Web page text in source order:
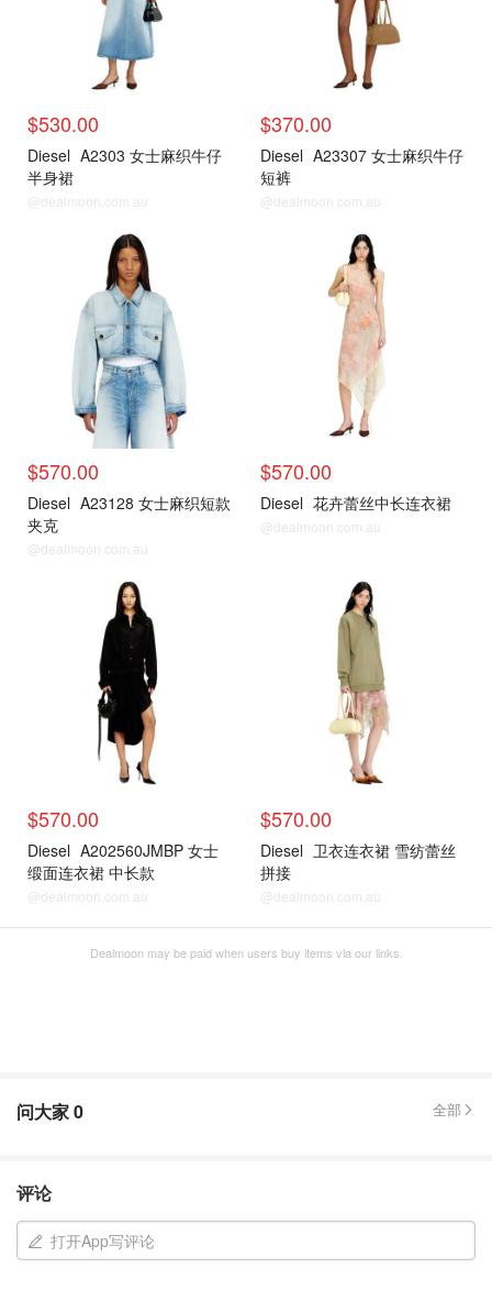
$530.00
Diesel A2303 女士麻织牛仔
半身裙
@dealmoon.com.au
$370.00
Diesel A23307 女士麻织牛仔
短裤
@dealmoon.com.au
$570.00
Diesel A23128 女士麻织短款
夹克
@dealmoon.com.au
$570.00
Diesel 花卉蕾丝中长连衣裙
@dealmoon.com.au
$570.00
Diesel A202560JMBP 女士
缎面连衣裙 中长款
@dealmoon.com.au
$570.00
Diesel 卫衣连衣裙 雪纺蕾丝
拼接
@dealmoon.com.au
Dealmoon may be paid when users buy items via our links.
问大家0 全部
评论
打开App写评论